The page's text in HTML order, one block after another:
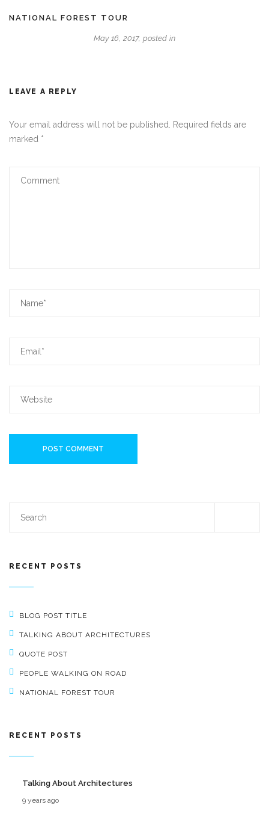
NATIONAL FOREST TOUR
May 16, 2017, posted in
LEAVE A REPLY
Your email address will not be published. Required fields are
marked *
RECENT POSTS
BLOG POST TITLE
TALKING ABOUT ARCHITECTURES
QUOTE POST
PEOPLE WALKING ON ROAD
NATIONAL FOREST TOUR
RECENT POSTS
Talking About Architectures
9 years ago